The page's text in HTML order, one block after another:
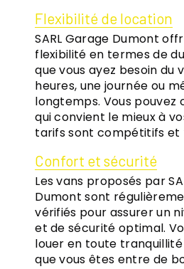
Flexibilité de location
SARL Garage Dumont
flexibilité en termes de
que vous ayez besoin du
heures, une journée ou
longtemps. Vous pouvez
qui convient le mieux à
tarifs sont compétitifs et
Confort et sécurité
Les vans proposés par
Dumont sont
vérifiés pour assurer un
et de sécurité optimal.
louer en toute
que vous êtes entre de